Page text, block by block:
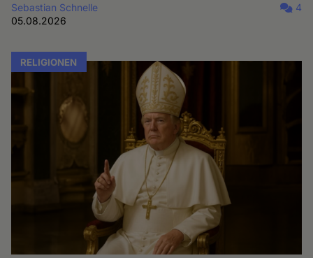
Sebastian Schnelle
05.08.2026
4
RELIGIONEN